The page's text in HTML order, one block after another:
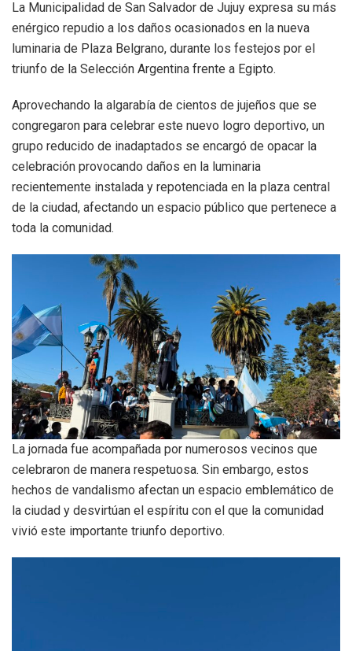
La Municipalidad de San Salvador de Jujuy expresa su más
enérgico repudio a los daños ocasionados en la nueva
luminaria de Plaza Belgrano, durante los festejos por el
triunfo de la Selección Argentina frente a Egipto.
Aprovechando la algarabía de cientos de jujeños que se
congregaron para celebrar este nuevo logro deportivo, un
grupo reducido de inadaptados se encargó de opacar la
celebración provocando daños en la luminaria
recientemente instalada y repotenciada en la plaza central
de la ciudad, afectando un espacio público que pertenece a
toda la comunidad.
La jornada fue acompañada por numerosos vecinos que
celebraron de manera respetuosa. Sin embargo, estos
hechos de vandalismo afectan un espacio emblemático de
la ciudad y desvirtúan el espíritu con el que la comunidad
vivió este importante triunfo deportivo.